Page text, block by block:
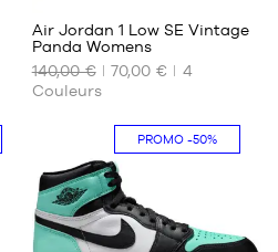
NOS
TAILLES
DISPONIBLES
Air Jordan 1 Low SE Vintage
Panda Womens
140,00 €
70,00 €
4
Couleurs
PROMO -50%